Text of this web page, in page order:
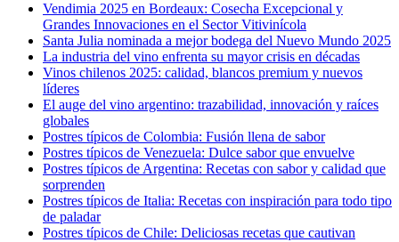
Vendimia 2025 en Bordeaux: Cosecha Excepcional y
Grandes Innovaciones en el Sector Vitivinícola
Santa Julia nominada a mejor bodega del Nuevo Mundo 2025
La industria del vino enfrenta su mayor crisis en décadas
Vinos chilenos 2025: calidad, blancos premium y nuevos
líderes
El auge del vino argentino: trazabilidad, innovación y raíces
globales
Postres típicos de Colombia: Fusión llena de sabor
Postres típicos de Venezuela: Dulce sabor que envuelve
Postres típicos de Argentina: Recetas con sabor y calidad que
sorprenden
Postres típicos de Italia: Recetas con inspiración para todo tipo
de paladar
Postres típicos de Chile: Deliciosas recetas que cautivan